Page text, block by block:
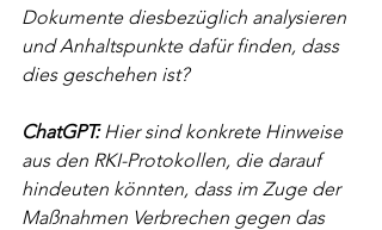
Dokumente diesbezüglich analysieren
und Anhaltspunkte dafür finden, dass
dies geschehen ist?
ChatGPT: Hier sind konkrete Hinweise
aus den RKI-Protokollen, die darauf
hindeuten könnten, dass im Zuge der
Maßnahmen Verbrechen gegen das